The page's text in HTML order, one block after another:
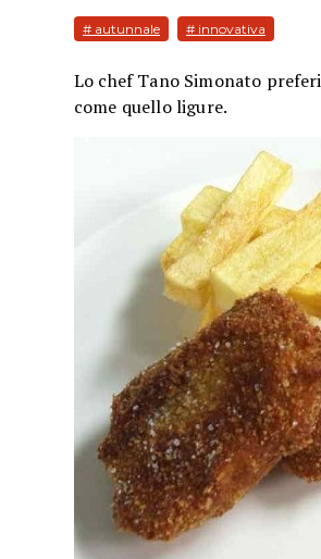
# autunnale # innovativa
Lo chef Tano Simonato
come quello ligure.